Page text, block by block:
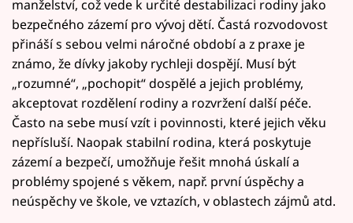
manželství, což vede k určité destabilizaci rodiny jako
bezpečného zázemí pro vývoj dětí. Častá rozvodovost
přináší s sebou velmi náročné období a z praxe je
známo, že dívky jakoby rychleji dospějí. Musí být
„rozumné“, „pochopit“ dospělé a jejich problémy,
akceptovat rozdělení rodiny a rozvržení další péče.
Často na sebe musí vzít i povinnosti, které jejich věku
nepřísluší. Naopak stabilní rodina, která poskytuje
zázemí a bezpečí, umožňuje řešit mnohá úskalí a
problémy spojené s věkem, např. první úspěchy a
neúspěchy ve škole, ve vztazích, v oblastech zájmů atd.